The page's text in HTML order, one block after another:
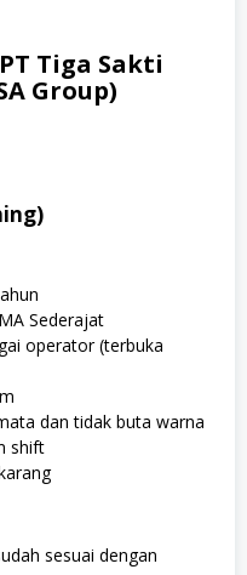
Tiga Sakti
Group)
Sederajat
operator (terbuka
dan tidak buta warna
shift
sesuai dengan